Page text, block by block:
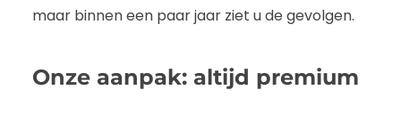
maar binnen een paar jaar ziet u de gevolgen.
Onze aanpak: altijd premium